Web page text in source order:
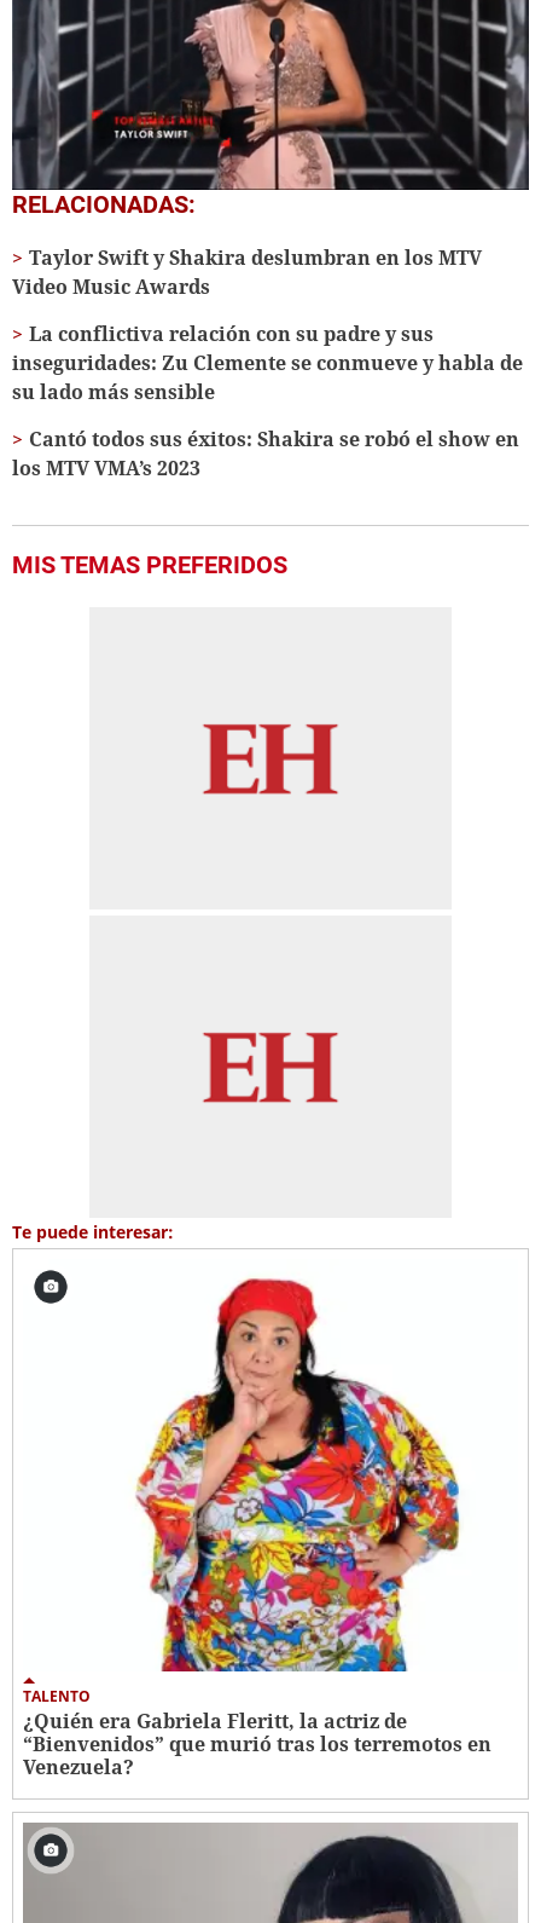
0
seconds
58
seconds
RELACIONADAS:
Taylor Swift y Shakira deslumbran en los MTV
Video Music Awards
La conflictiva relación con su padre y sus
inseguridades: Zu Clemente se conmueve y habla de
su lado más sensible
Cantó todos sus éxitos: Shakira se robó el show en
los MTV VMA’s 2023
MIS TEMAS PREFERIDOS
Te puede interesar:
TALENTO
¿Quién era Gabriela Fleritt, la actriz de
“Bienvenidos” que murió tras los terremotos en
Venezuela?